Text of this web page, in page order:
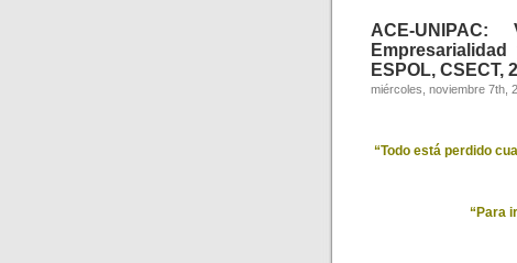
ACE-
ESPOL, CSECT,
miércoles, noviembre 7th,
“Todo está perdido
“Para